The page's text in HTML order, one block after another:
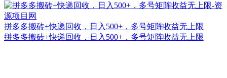
拼多多搬砖+快递回收，日入500+，多号矩阵收益无上限
拼多多搬砖+快递回收，日入500+，多号矩阵收益无上限